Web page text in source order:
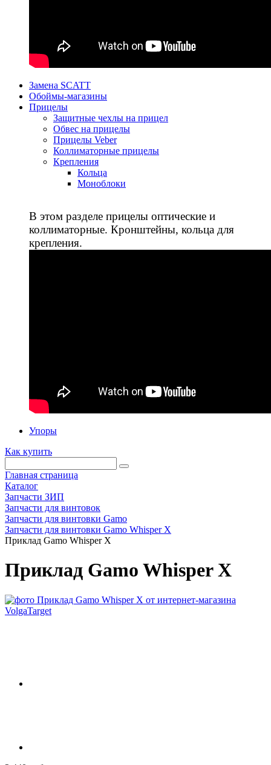
Замена SCATT
Обоймы-магазины
Прицелы
Защитные чехлы на прицел
Обвес на прицелы
Прицелы Veber
Коллиматорные прицелы
Крепления
Кольца
Моноблоки
В этом разделе прицелы оптические и
коллиматорные. Кронштейны, кольца для
крепления.
Упоры
Как купить
Главная страница
Каталог
Запчасти ЗИП
Запчасти для винтовок
Запчасти для винтовки Gamo
Запчасти для винтовки Gamo Whisper X
Приклад Gamo Whisper X
Приклад Gamo Whisper X